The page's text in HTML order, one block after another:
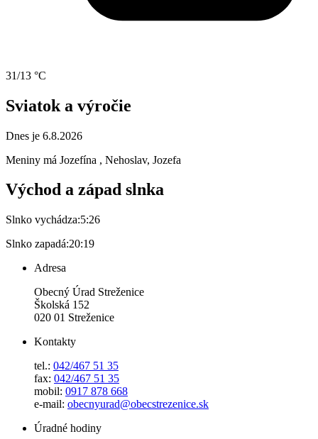
31/13 °C
Sviatok a výročie
Dnes je 6.8.2026
Meniny má Jozefína , Nehoslav, Jozefa
Východ a západ slnka
Slnko vychádza:5:26
Slnko zapadá:20:19
Adresa
Obecný Úrad Streženice
Školská 152
020 01 Streženice
Kontakty
tel.: 042/467 51 35
fax: 042/467 51 35
mobil: 0917 878 668
e-mail: obecnyurad@obecstrezenice.sk
Úradné hodiny